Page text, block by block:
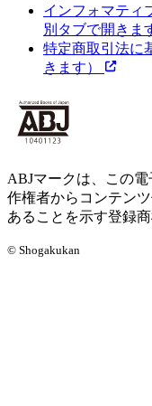
インフォマティ
別タブで開きま
特定商取引法に
きます）
ABJマークは、この
作権者からコンテン
あることを示す登録商
© Shogakukan